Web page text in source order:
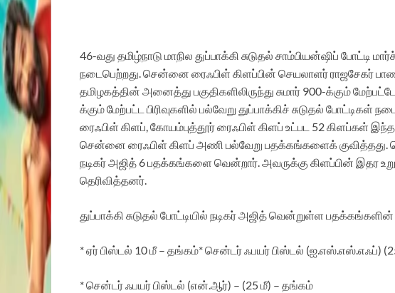
46-வது தமிழ்நாடு மாநில துப்பாக்கி சுடுதல் சாம்பியன்ஷிப் போட்டி
நடைபெற்றது. சென்னை ரைஃபிள் கிளப்பின் செயலாளர் ராஜசேகர்
தமிழகத்தின் அனைத்து பகுதிகளிலிருந்து சுமார் 900-க்கும்
க்கும் மேற்பட்ட பிரிவுகளில் பல்வேறு துப்பாக்கிச் சுடுதல்
ரைஃபிள் கிளப், கோயம்புத்தூர் ரைஃபிள் கிளப் உட்பட 52 கிளப்கள்
சென்னை ரைஃபிள் கிளப் அணி பல்வேறு பதக்கங்களைக் குவித்தது.
நடிகர் அஜித் 6 பதக்கங்களை வென்றார். அவருக்கு கிளப்பின் இதர
தெரிவித்தனர்.
துப்பாக்கி சுடுதல் போட்டியில் நடிகர் அஜித் வென்றுள்ள பதக்கங்களின்
* ஏர் பிஸ்டல் 10 மீ – தங்கம்* சென்டர் ஃபயர் பிஸ்டல் (ஐ.எஸ்.எஸ்.எஃப்)
* சென்டர் ஃபயர் பிஸ்டல் (என்.ஆர்) – (25 மீ) – தங்கம்